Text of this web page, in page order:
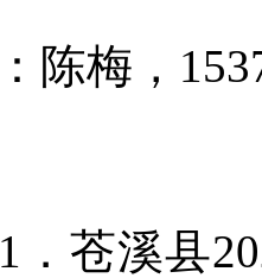
陈梅，
．苍溪县